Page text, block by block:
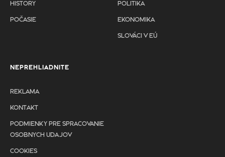
HISTORY
POČASIE
POLITIKA
EKONOMIKA
SLOVÁCI V EÚ
NEPREHLIADNITE
REKLAMA
KONTAKT
PODMIENKY PRE SPRACOVANIE
OSOBNYCH UDAJOV
COOKIES